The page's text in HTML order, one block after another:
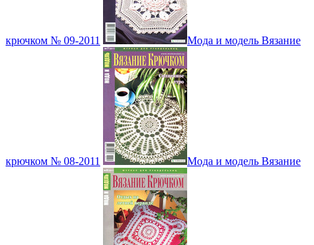
крючком № 09-2011 Мода и модель Вязание
крючком № 08-2011 Мода и модель Вязание